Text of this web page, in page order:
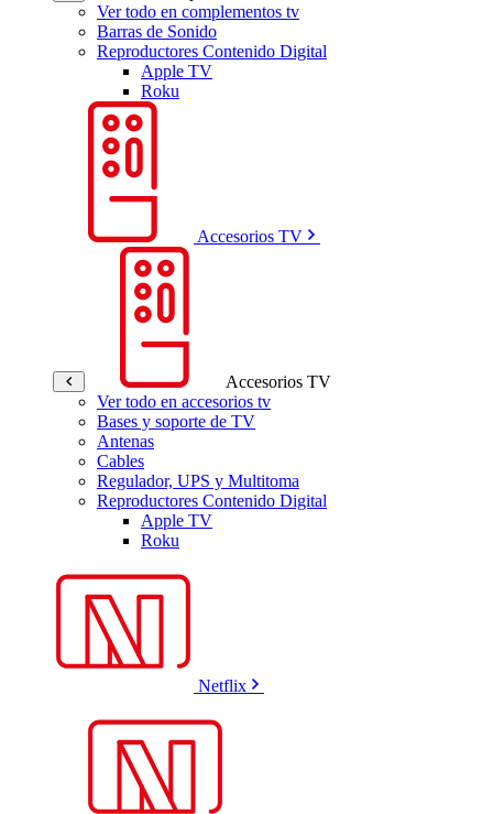
Ver todo en complementos tv
Barras de Sonido
Reproductores Contenido Digital
Apple TV
Roku
Accesorios TV
Accesorios TV
Ver todo en accesorios tv
Bases y soporte de TV
Antenas
Cables
Regulador, UPS y Multitoma
Reproductores Contenido Digital
Apple TV
Roku
Netflix